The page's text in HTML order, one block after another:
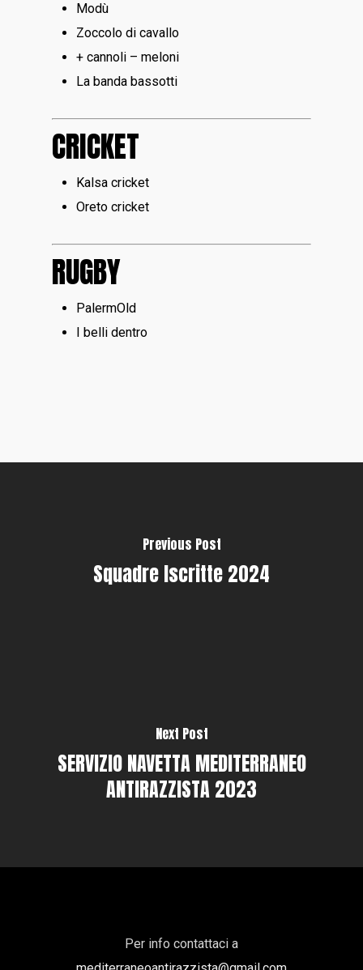
Modù
Zoccolo di cavallo
+ cannoli – meloni
La banda bassotti
CRICKET
Kalsa cricket
Oreto cricket
RUGBY
PalermOld
I belli dentro
Previous Post
Squadre Iscritte 2024
Next Post
SERVIZIO NAVETTA MEDITERRANEO
ANTIRAZZISTA 2023
Per info contattaci a